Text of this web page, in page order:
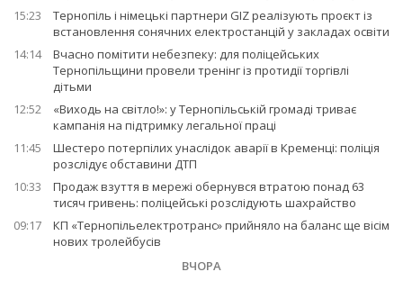
15:23
Тернопіль і німецькі партнери GIZ реалізують проєкт із
встановлення сонячних електростанцій у закладах освіти
14:14
Вчасно помітити небезпеку: для поліцейських
Тернопільщини провели тренінг із протидії торгівлі
дітьми
12:52
«Виходь на світло!»: у Тернопільській громаді триває
кампанія на підтримку легальної праці
11:45
Шестеро потерпілих унаслідок аварії в Кременці: поліція
розслідує обставини ДТП
10:33
Продаж взуття в мережі обернувся втратою понад 63
тисяч гривень: поліцейські розслідують шахрайство
09:17
КП «Тернопільелектротранс» прийняло на баланс ще вісім
нових тролейбусів
ВЧОРА